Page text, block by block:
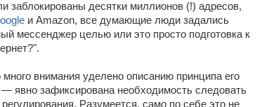
заблокированы десятки миллионов (!) адресов,
и Amazon, все думающие люди задались
мессенджер целью или это просто подготовка к
внимания уделено описанию принципа его
явно зафиксирована необходимость следовать
Разумеется, само по себе это не